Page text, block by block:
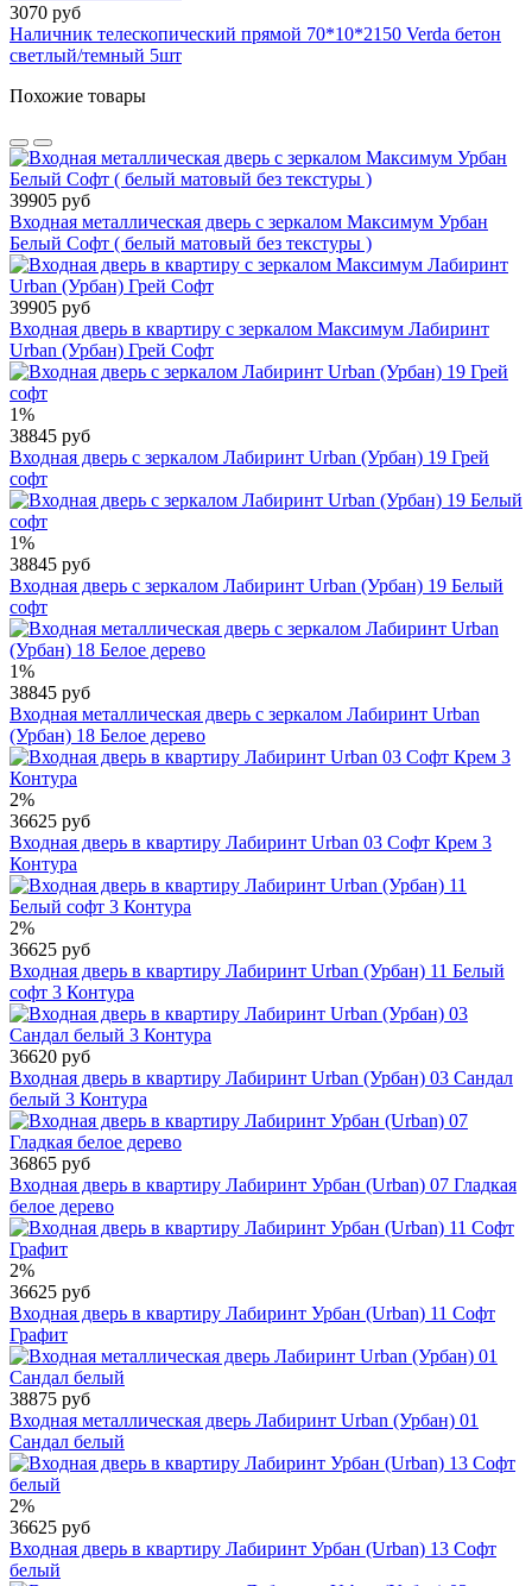
3070 руб
Наличник телескопический прямой 70*10*2150 Verda бетон
светлый/темный 5шт
Похожие товары
39905 руб
Входная металлическая дверь с зеркалом Максимум Урбан
Белый Софт ( белый матовый без текстуры )
39905 руб
Входная дверь в квартиру с зеркалом Максимум Лабиринт
Urban (Урбан) Грей Софт
1%
38845 руб
Входная дверь с зеркалом Лабиринт Urban (Урбан) 19 Грей
софт
1%
38845 руб
Входная дверь с зеркалом Лабиринт Urban (Урбан) 19 Белый
софт
1%
38845 руб
Входная металлическая дверь с зеркалом Лабиринт Urban
(Урбан) 18 Белое дерево
2%
36625 руб
Входная дверь в квартиру Лабиринт Urban 03 Софт Крем 3
Контура
2%
36625 руб
Входная дверь в квартиру Лабиринт Urban (Урбан) 11 Белый
софт 3 Контура
36620 руб
Входная дверь в квартиру Лабиринт Urban (Урбан) 03 Сандал
белый 3 Контура
36865 руб
Входная дверь в квартиру Лабиринт Урбан (Urban) 07 Гладкая
белое дерево
2%
36625 руб
Входная дверь в квартиру Лабиринт Урбан (Urban) 11 Софт
Графит
38875 руб
Входная металлическая дверь Лабиринт Urban (Урбан) 01
Сандал белый
2%
36625 руб
Входная дверь в квартиру Лабиринт Урбан (Urban) 13 Софт
белый